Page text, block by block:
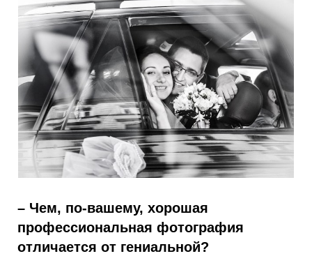
– Чем, по-вашему, хорошая
профессиональная фотография
отличается от гениальной?